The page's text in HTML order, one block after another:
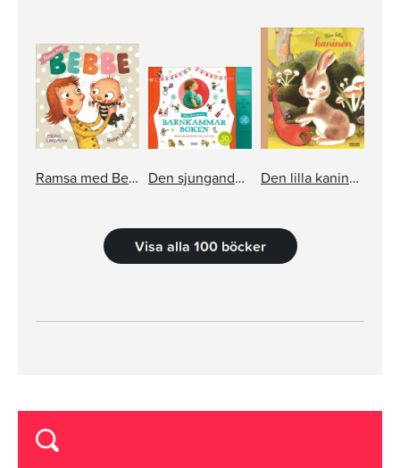
Ramsa med Bebbe Den sjungande barnkammarboken Den lilla kaninen
Visa alla 100 böcker